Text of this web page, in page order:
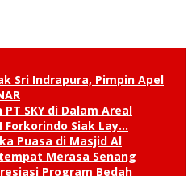
Sri Indrapura, Pimpin Apel
SKY di Dalam Areal
Forkorindo Siak Lay…
Puasa di Masjid Al
Merasa Senang
Program Bedah